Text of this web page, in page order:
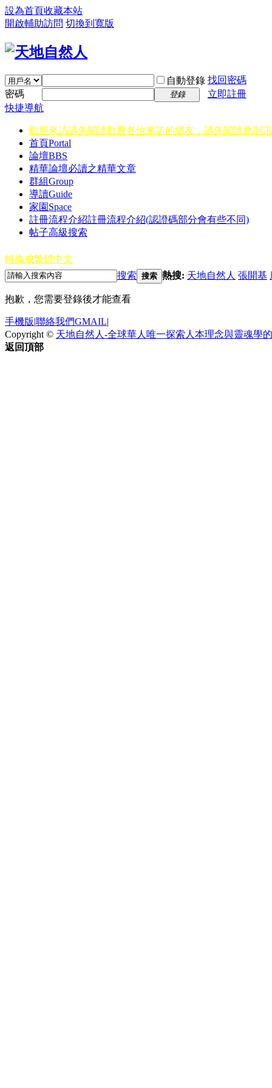
設為首頁收藏本站
開啟輔助訪問 切換到寬版
自動登錄 找回密碼
密碼
登錄
立即註冊
快捷導航
歡迎來訪請先閱讀歡迎各位來訪的網友，請先閱讀此則
首頁Portal
論壇BBS
精華論壇必讀之精華文章
群組Group
導讀Guide
家園 Space
註冊流程介紹註冊流程介紹(認證碼部分會有些不同)
帖子高級搜索
轉換成繁體中文
搜索 搜索 熱搜: 天地自然人 張開基
抱歉，您需要登錄後才能查看
手機版|聯絡我們GMAIL|
Copyright © 天地自然人-全球華人唯一探索人本理念與靈魂學
返回頂部